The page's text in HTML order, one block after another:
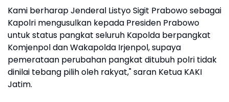
Kami berharap Jenderal Listyo Sigit Prabowo sebagai
Kapolri mengusulkan kepada Presiden Prabowo
untuk status pangkat seluruh Kapolda berpangkat
Komjenpol dan Wakapolda Irjenpol, supaya
pemerataan perubahan pangkat ditubuh polri tidak
dinilai tebang pilih oleh rakyat," saran Ketua KAKI
Jatim.